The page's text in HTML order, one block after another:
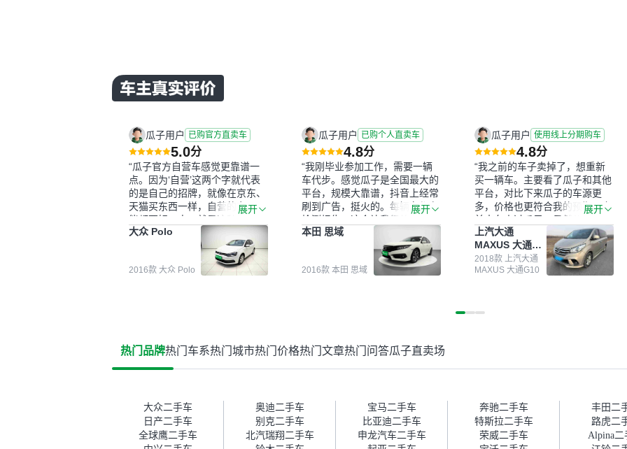
瓜子用户 已购官方直卖车
5.0分
“瓜子官方自营车感觉更靠谱一
点。因为‘自营’这两个字就代表
的是自己的招牌，就像在京东、
天猫买东西一样，自营的东西可
能都要好一点。就是这种刻板印
象吧。一开始买二手车的时候，
我确实有担心过事故车、泡水车
这些问题。瓜子的检测报告其实
并不能完全打消顾虑，因为我也
果跟你们的报告是符合的，所以
这次车况没问题。购车流程挺快
车。去之前我提前跟交接人员说
好，到了之后要当着我的面再做
一次复检，你们也安排了师傅，
服务可以，速度很快。体验下来
展开
大众 Polo
2016款 大众 Polo
瓜子用户 已购个人直卖车
4.8分
“我刚毕业参加工作，需要一辆
车代步。感觉瓜子是全国最大的
平台，规模大靠谱，抖音上经常
刷到广告，挺火的。每辆车都有
检测报告，这个让我很放心。去
外面买车全凭卖家一张嘴，不敢
买。我买了本田思域，白色，过
户次数少，公里数符合，虽然价
格比我心理预期略高一点，但瓜
价格比车商那便宜，车况也有检
展开
本田 思域
2016款 本田 思域
瓜子用户 使用线上分期购车
4.8分
“我之前的车子卖掉了，想重新
买一辆车。主要看了瓜子和其他
平台，对比下来瓜子的车源更
多，价格也更符合我的预期。之
前卖车来过瓜子，虽然价格没谈
成，但APP一直留着。瓜子毕竟
是大平台，整体印象还好。我最
终买了一台上汽大通，18年的
车，公里数9万多，符合我的要
捷，其他平台的分期需要到当地
障。”
展开
上汽大通
MAXUS 大通
G10
2018款 上汽大通
MAXUS 大通G10
热门品牌热门车系热门城市热门价格热门文章热门问答瓜子直卖场
大众二手车 奥迪二手车 宝马二手车 奔驰二手车
丰田二
日产二手车
别克二手车 比亚迪二手车 特斯拉二手车
路虎二
全球鹰二手车
北汽瑞翔二手车 申龙汽车二手车 荣威二手车
Alpina二